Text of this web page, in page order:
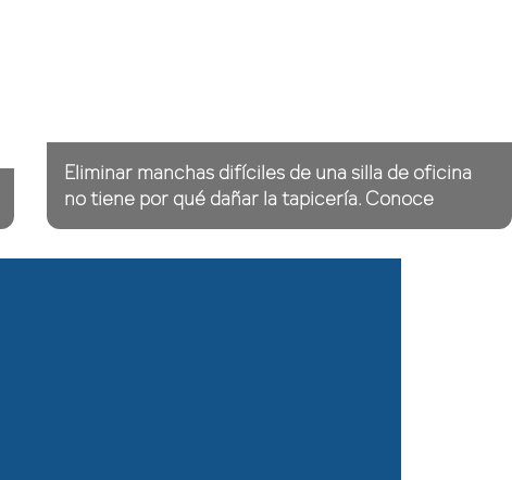
Eliminar manchas difíciles de una silla de oficina
no tiene por qué dañar la tapicería. Conoce